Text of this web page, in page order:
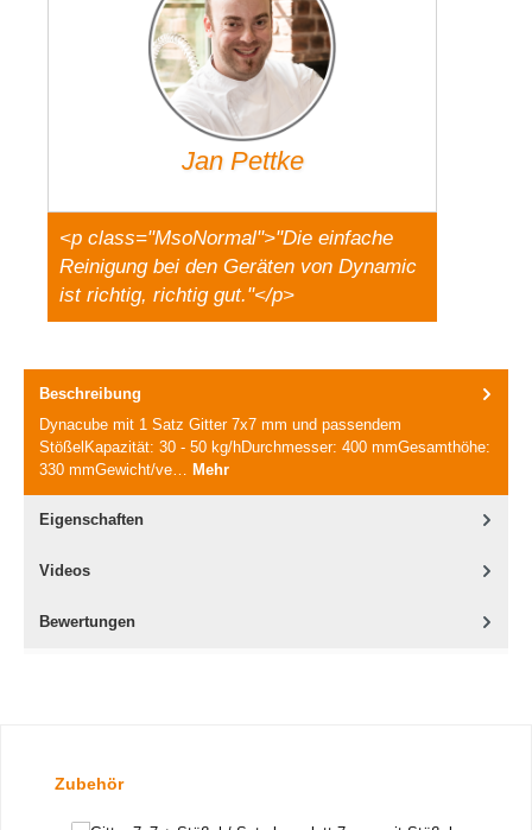
Jan Pettke
<p class="MsoNormal">"Die einfache
Reinigung bei den Geräten von Dynamic
ist richtig, richtig gut."</p>
Beschreibung
Dynacube mit 1 Satz Gitter 7x7 mm und passendem
StößelKapazität: 30 - 50 kg/hDurchmesser: 400 mmGesamthöhe:
330 mmGewicht/ve…
Mehr
Eigenschaften
Videos
Bewertungen
Produktgalerie überspringen
Zubehör